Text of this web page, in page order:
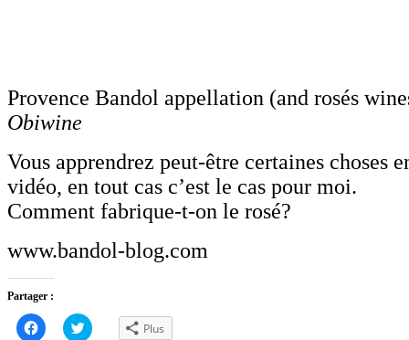
Provence Bandol appellation (and rosés
Obiwine
Vous apprendrez peut-être certaines choses
vidéo, en tout cas c’est le cas pour moi.
Comment fabrique-t-on le rosé?
www.bandol-blog.com
Partager :
Cliquez
pour
Cliquez
pour Plus